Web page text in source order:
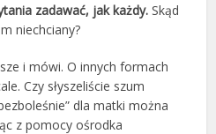
zadawać, jak każdy. Skąd
niechciany?
i mówi. O innych formach
Czy słyszeliście szum
dla matki można
z pomocy ośrodka